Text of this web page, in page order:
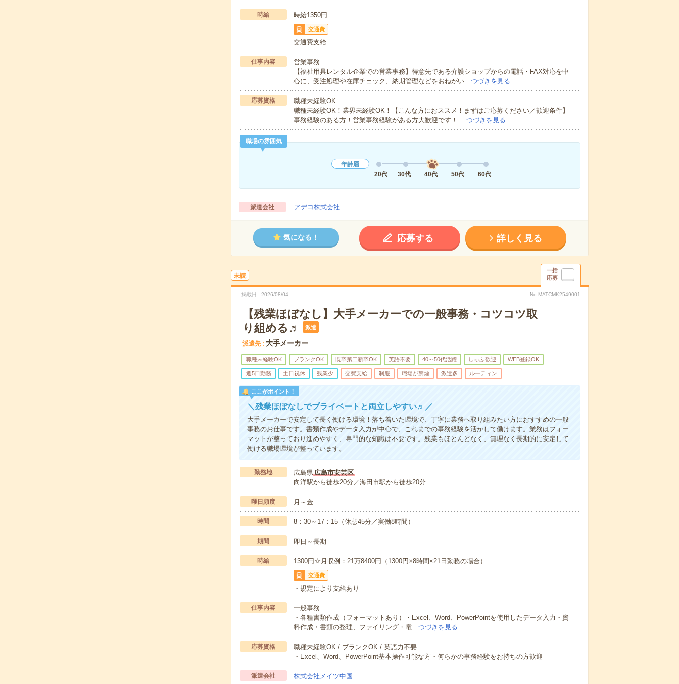
時給 時給1350円
交通費
交通費支給
仕事内容
営業事務
【福祉用具レンタル企業での営業事務】得意先である介護ショップからの電話・FAX対応を中
心に、受注処理や在庫チェック、納期管理などをおねがい…つづきを見る
応募資格
職種未経験OK
職種未経験OK！業界未経験OK！【こんな方におススメ！まずはご応募ください／歓迎条件】
事務経験のある方！営業事務経験がある方大歓迎です！ …つづきを見る
職場の雰囲気
年齢層
20代
30代 40代 50代 60代
派遣会社 アデコ株式会社
気になる！ 応募する 詳しく見る
未読
一括
応募
掲載日 2026/08/04 No.MATCMK2549001
【残業ほぼなし】大手メーカーでの一般事務・コツコツ取
り組める♬
派遣
派遣先 大手メーカー
職種未経験OK ブランクOK 既卒第二新卒OK 英語不要 40～50代活躍 しゅふ歓迎 WEB登録OK
週5日勤務 土日祝休 残業少 交費支給 制服 職場が禁煙 派遣多 ルーティン
ここがポイント！
＼残業ほぼなしでプライベートと両立しやすい♬／
大手メーカーで安定して長く働ける環境！落ち着いた環境で、丁寧に業務へ取り組みたい方におすすめの一般
事務のお仕事です。書類作成やデータ入力が中心で、これまでの事務経験を活かして働けます。業務はフォー
マットが整っており進めやすく、専門的な知識は不要です。残業もほとんどなく、無理なく長期的に安定して
働ける職場環境が整っています。
勤務地 広島県広島市安芸区
向洋駅から徒歩20分／海田市駅から徒歩20分
曜日頻度 月～金
時間 8：30～17：15（休憩45分／実働8時間）
期間 即日～長期
時給 1300円☆月収例：21万8400円（1300円×8時間×21日勤務の場合）
交通費
・規定により支給あり
仕事内容
一般事務
・各種書類作成（フォーマットあり）・Excel、Word、PowerPointを使用したデータ入力・資
料作成・書類の整理、ファイリング・電… つづきを見る
応募資格
職種未経験OK / ブランクOK / 英語力不要
・Excel、Word、PowerPoint基本操作可能な方・何らかの事務経験をお持ちの方歓迎
派遣会社 株式会社メイツ中国